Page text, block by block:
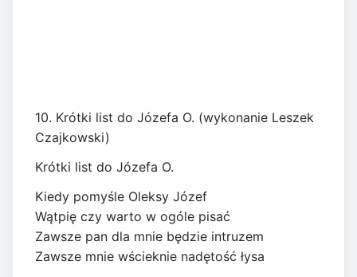
10. Krótki list do Józefa O. (wykonanie Leszek
Czajkowski)
Krótki list do Józefa O.
Kiedy pomyśle Oleksy Józef
Wątpię czy warto w ogóle pisać
Zawsze pan dla mnie będzie intruzem
Zawsze mnie wścieknie nadętość łysa